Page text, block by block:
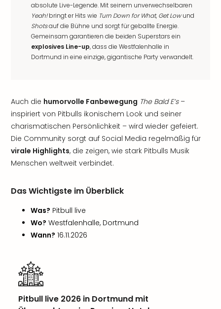
absolute Live-Legende. Mit seinem unverwechselbaren
Yeah!bringt er Hits wie Turn Down for What, Get Lowund
Shotsauf die Bühne und sorgt für geballte Energie.
Gemeinsam garantieren die beiden Superstars ein
explosives Line-up, dass die Westfalenhalle in
Dortmund in eine einzige, gigantische Party verwandelt.
Auch die humorvolle Fanbewegung The Bald E’s–
inspiriert von Pitbulls ikonischem Look und seiner
charismatischen Persönlichkeit – wird wieder gefeiert.
Die Community sorgt auf Social Media regelmäßig für
virale Highlights, die zeigen, wie stark Pitbulls Musik
Menschen weltweit verbindet.
Das Wichtigste im Überblick
Was? Pitbull live
Wo? Westfalenhalle, Dortmund
Wann? 16.11.2026
Pitbull live 2026 in Dortmund mit